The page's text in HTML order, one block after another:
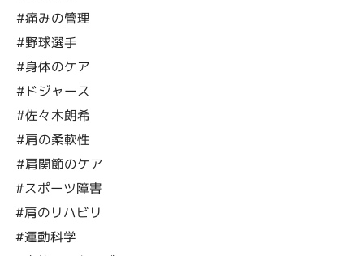
#痛みの管理
#野球選手
#身体のケア
#ドジャース
#佐々木朗希
#肩の柔軟性
#肩関節のケア
#スポーツ障害
#肩のリハビリ
#運動科学